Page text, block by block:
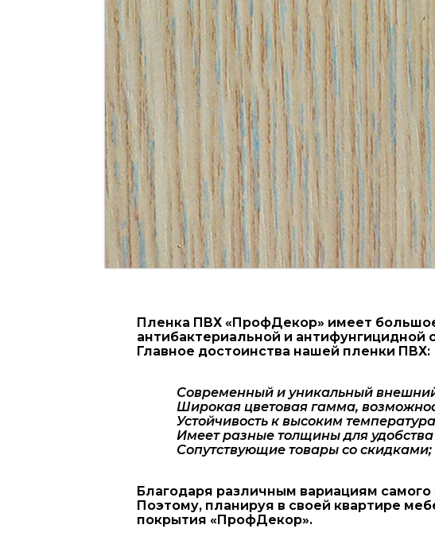
Пленка ПВХ «ПрофДекор» имеет
антибактериальной и
Главное достоинства нашей пленки ПВХ:
Современный и уникальный
Широкая цветовая гамма,
Устойчивость к высоким
Имеет разные толщины для
Сопутствующие товары со скидками;
Благодаря различным вариациям
Поэтому, планируя в своей квартире
покрытия «ПрофДекор».